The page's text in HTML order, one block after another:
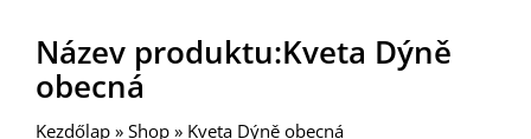
Název produktu:Kveta Dýně
obecná
Kezdőlap » Shop » Kveta Dýně obecná